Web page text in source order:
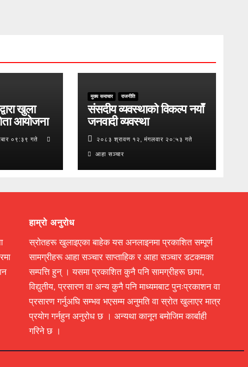
खुला
आयोजना
०९:३९ गते
मुख्य समाचार राजनीति
संसदीय व्यवस्थाको विकल्प नयाँ
जनवादी व्यवस्था
२०८३ श्रावण १२, मंगलवार २०:५३ गते
आहा सञ्चार
हाम्रो अनुरोध
स्रोतहरू खुलाइएका बाहेक यस अनलाइनमा प्रकाशित सम्पूर्ण
सामग्रीहरू आहा सञ्चार साप्ताहिक र आहा सञ्चार डटकमका
सम्पत्ति हुन् । यसमा प्रकाशित कुनै पनि सामग्रीहरू छापा,
विद्युतीय, प्रसारण वा अन्य कुनै पनि माध्यमबाट पुनःप्रकाशन वा
प्रसारण गर्नुअघि सम्भव भएसम्म अनुमति वा स्रोत खुलाएर मात्र
प्रयोग गर्नहुन अनुरोध छ । अन्यथा कानून बमोजिम कार्बाही
गरिने छ ।